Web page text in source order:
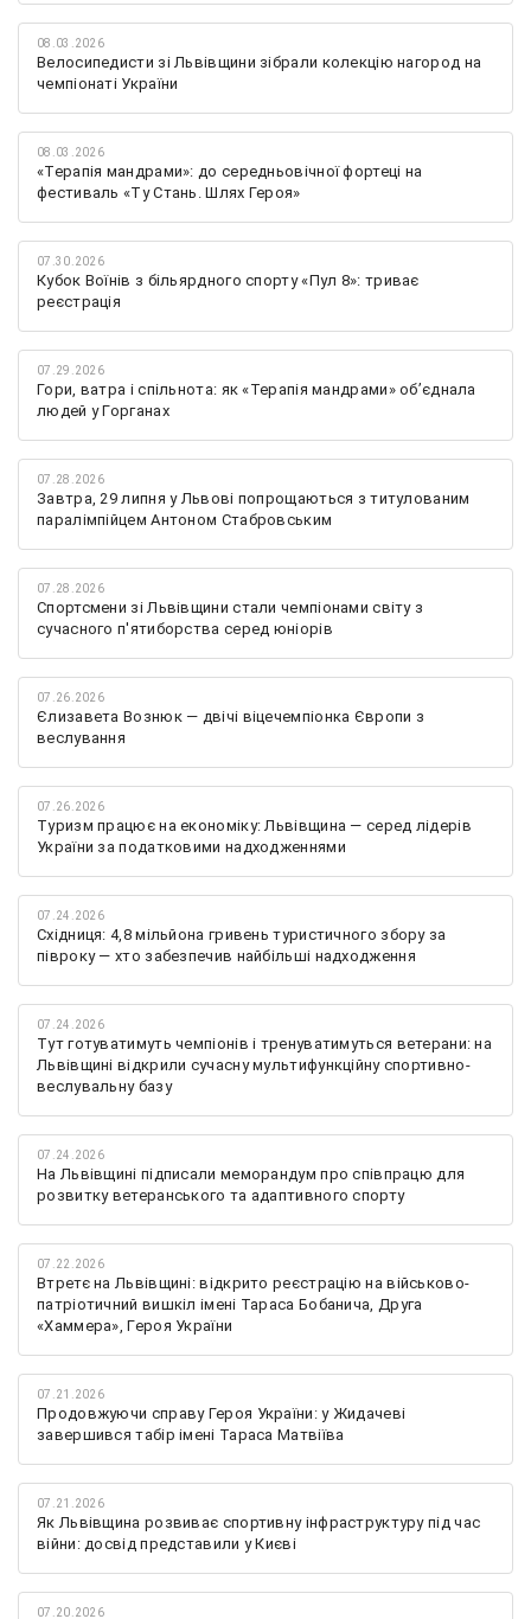
08.03.2026
Велосипедисти зі Львівщини зібрали колекцію нагород на
чемпіонаті України
08.03.2026
«Терапія мандрами»: до середньовічної фортеці на
фестиваль «Ту Стань. Шлях Героя»
07.30.2026
Кубок Воїнів з більярдного спорту «Пул 8»: триває
реєстрація
07.29.2026
Гори, ватра і спільнота: як «Терапія мандрами» об’єднала
людей у Горганах
07.28.2026
Завтра, 29 липня у Львові попрощаються з титулованим
паралімпійцем Антоном Стабровським
07.28.2026
Спортсмени зі Львівщини стали чемпіонами світу з
сучасного п'ятиборства серед юніорів
07.26.2026
Єлизавета Вознюк — двічі віцечемпіонка Європи з
веслування
07.26.2026
Туризм працює на економіку: Львівщина — серед лідерів
України за податковими надходженнями
07.24.2026
Східниця: 4,8 мільйона гривень туристичного збору за
півроку — хто забезпечив найбільші надходження
07.24.2026
Тут готуватимуть чемпіонів і тренуватимуться ветерани: на
Львівщині відкрили сучасну мультифункційну спортивно-
веслувальну базу
07.24.2026
На Львівщині підписали меморандум про співпрацю для
розвитку ветеранського та адаптивного спорту
07.22.2026
Втретє на Львівщині: відкрито реєстрацію на військово-
патріотичний вишкіл імені Тараса Бобанича, Друга
«Хаммера», Героя України
07.21.2026
Продовжуючи справу Героя України: у Жидачеві
завершився табір імені Тараса Матвіїва
07.21.2026
Як Львівщина розвиває спортивну інфраструктуру під час
війни: досвід представили у Києві
07.20.2026